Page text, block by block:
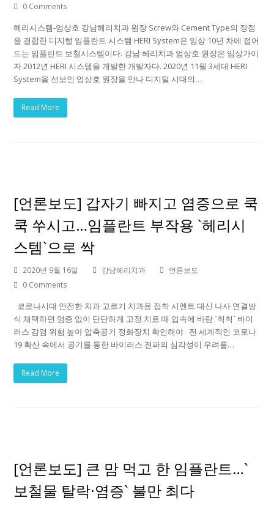
0 Comments
헤리시스템-엄상호 강남헤리치과 원장 Screw와 Cement Type의 장점
을 결합한 디지털 임플란트 시스템 HERI System은 임상 10년 차에 접어
드는 임플란트 보철시스템이다. 강남 헤리치과 엄상호 원장은 임상가이
자 2012년 HERI 시스템을 개발한 개발자다. 2020년 11월 3세대 HERI
System을 선보인 엄상호 원장을 만나 디지털 시대의…
Read More
[언론보도] 갑자기 빠지고 염증으로 쿡
쿡 쑤시고…임플란트 부작용 `헤리시
스템`으로 싹
2020년 9월 16일 강남헤리치과
언론보도
0 Comments
코로나시대 안전한 치과 고르기 치과용 접착 시멘트 대신 나사 연결방
식 채택하면 염증 없이 단단하게 고정 치료 때 입속에 바람 `칙칙` 바이
러스 감염 위험 높아 압축공기 정화장치 확인해야 전 세계적인 코로나
19 확산 속에서 공기를 통한 바이러스 전파의 심각성이 우려를…
Read More
[언론보도] 큰 맘 먹고 한 임플란트…`
보철물 탈락·염증` 불만 최다